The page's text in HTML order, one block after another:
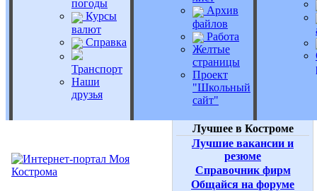
погоды
Курсы
валют
Справка
Транспорт
Наши
друзья
Архив
файлов
Работа
Желтые
страницы
Проект
"Школьный
сайт"
Лучшее в Костроме
Лучшие вакансии и
резюме
Справочник фирм
Общайся на форуме